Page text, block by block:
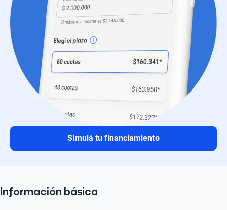
Simulá tu financiamiento
Información básica